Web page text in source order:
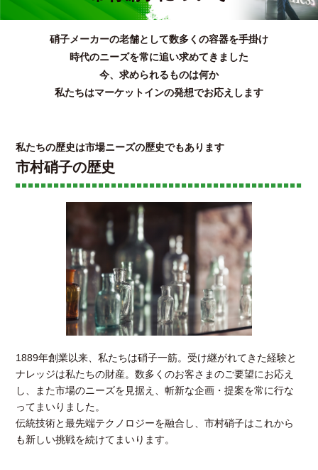
硝子メーカーの老舗として数多くの容器を手掛け
時代のニーズを常に追い求めてきました
今、求められるものは何か
私たちはマーケットインの発想でお応えします
私たちの歴史は市場ニーズの歴史でもあります
市村硝子の歴史
1889年創業以来、私たちは硝子一筋。受け継がれてきた経験と
ナレッジは私たちの財産。数多くのお客さまのご要望にお応え
し、また市場のニーズを見据え、斬新な企画・提案を常に行な
ってまいりました。
伝統技術と最先端テクノロジーを融合し、市村硝子はこれから
も新しい挑戦を続けてまいります。